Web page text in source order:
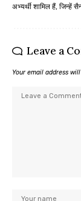
अभ्यर्थी शामिल हैं, जिन्हें
Leave a
Your email address